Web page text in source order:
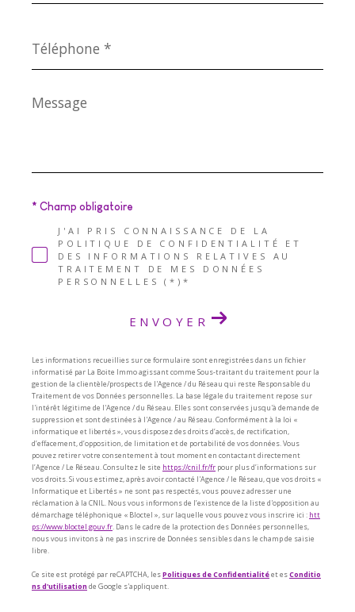
*
Message
*
J'AI PRIS CONNAISSANCE DE LA
POLITIQUE DE CONFIDENTIALITÉ ET
DES INFORMATIONS RELATIVES AU
TRAITEMENT DE MES DONNÉES
PERSONNELLES (*)*
* Champ obligatoire
ENVOYER
Les informations recueillies sur ce formulaire sont enregistrées dans un fichier
informatisé par La Boite Immo agissant comme Sous-traitant du traitement pour la
gestion de la clientèle/prospects de l'Agence / du Réseau qui reste Responsable du
Traitement de vos Données personnelles. La base légale du traitement repose sur
l'intérêt légitime de l'Agence / du Réseau. Elles sont conservées jusqu'à demande de
suppression et sont destinées à l'Agence / au Réseau. Conformément à la loi «
informatique et libertés », vous disposez des droits d’accès, de rectification,
d’effacement, d’opposition, de limitation et de portabilité de vos données. Vous
pouvez retirer votre consentement à tout moment en contactant directement
l’Agence / Le Réseau. Consultez le site https://cnil.fr/fr pour plus d’informations sur
vos droits. Si vous estimez, après avoir contacté l'Agence / le Réseau, que vos droits «
Informatique et Libertés » ne sont pas respectés, vous pouvez adresser une
réclamation à la CNIL. Nous vous informons de l’existence de la liste d'opposition au
démarchage téléphonique « Bloctel », sur laquelle vous pouvez vous inscrire ici : htt
ps://www.bloctel.gouv.fr. Dans le cadre de la protection des Données personnelles,
nous vous invitons à ne pas inscrire de Données sensibles dans le champ de saisie
libre.
Ce site est protégé par reCAPTCHA, lesPolitiques de Confidentialitéet esConditio
ns d'utilisation de Google s'appliquent.